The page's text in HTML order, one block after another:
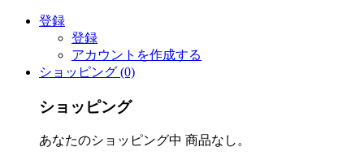
登録
登録
アカウントを作成する
ショッピング (0)
ショッピング
あなたのショッピング中 商品なし。